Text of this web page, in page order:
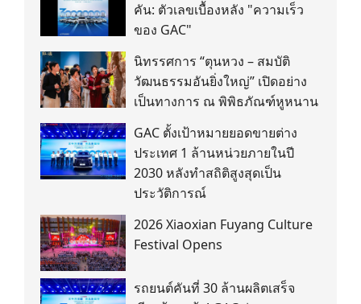
คัน: ตัวเลขเบื้องหลัง "ความเร็ว
ของ GAC"
นิทรรศการ “ตุนหวง – สมบัติ
วัฒนธรรมอันยิ่งใหญ่” เปิดอย่าง
เป็นทางการ ณ พิพิธภัณฑ์หูหนาน
GAC ตั้งเป้าหมายยอดขายต่าง
ประเทศ 1 ล้านหน่วยภายในปี
2030 หลังทำสถิติสูงสุดเป็น
ประวัติการณ์
2026 Xiaoxian Fuyang Culture
Festival Opens
รถยนต์คันที่ 30 ล้านผลิตเสร็จ